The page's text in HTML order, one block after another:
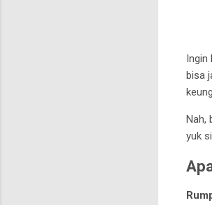
Ingin
bisa
Nah,
yuk